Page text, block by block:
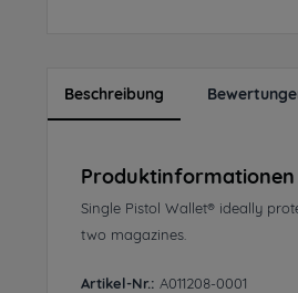
Beschreibung
Produktinformationen
Single Pistol Wallet® ideally
two magazines.
Artikel-Nr.: A011208-0001